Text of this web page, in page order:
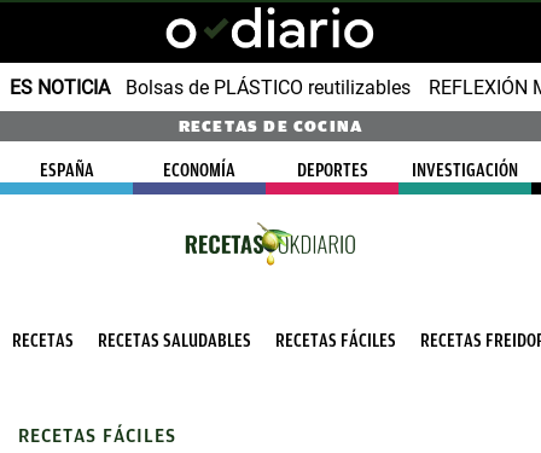
ES NOTICIA Bolsas de PLÁSTICO reutilizables REFLEXIÓN
RECETAS DE COCINA
ESPAÑA ECONOMÍA DEPORTES INVESTIGACIÓN
RECETAS RECETAS SALUDABLES RECETAS FÁCILES RECETAS
RECETAS FÁCILES